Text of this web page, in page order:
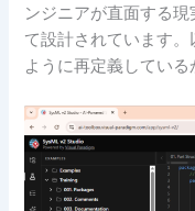
ンジニアが直面する
て設計されています
ように再定義している